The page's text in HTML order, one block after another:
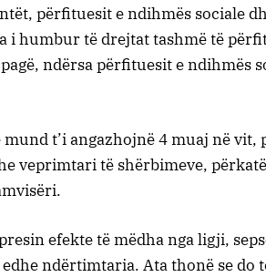
përfituesit e ndihmës sociale
i humbur të drejtat tashmë të
ndërsa përfituesit e ndihmës
mund t’i angazhojnë 4 muaj në
veprimtari të shërbimeve,
efekte të mëdha nga ligji,
ndërtimtaria. Ata thonë se do